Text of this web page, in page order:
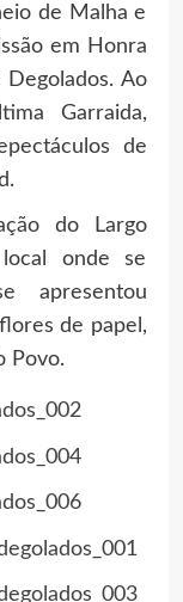
de Malha e
em Honra
Ao
Garraida,
de
do Largo
onde se
apresentou
de papel,
Povo.